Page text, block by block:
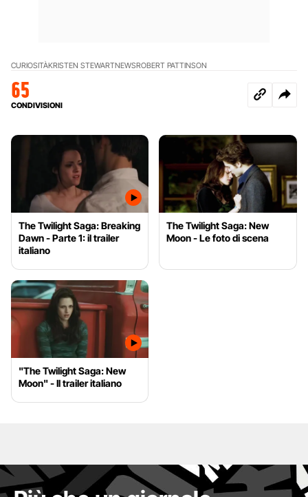
CURIOSITÀKRISTEN STEWARTNEWSROBERT PATTINSON
65
CONDIVISIONI
The Twilight Saga: Breaking
Dawn - Parte 1: il trailer
italiano
The Twilight Saga: New
Moon - Le foto di scena
"The Twilight Saga: New
Moon" - Il trailer italiano